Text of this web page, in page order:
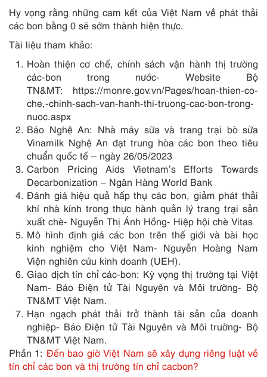
Hy vọng rằng những cam kết của Việt Nam về phát thải
các bon bằng 0 sẽ sớm thành hiện thực.
Tài liệu tham khảo:
Hoàn thiện cơ chế, chính sách vận hành thị trường
các-bon trong nước- Website Bộ
TN&MT: https://monre.gov.vn/Pages/hoan-thien-co-
che,-chinh-sach-van-hanh-thi-truong-cac-bon-trong-
nuoc.aspx
Báo Nghệ An: Nhà máy sữa và trang trại bò sữa
Vinamilk Nghệ An đạt trung hòa các bon theo tiêu
chuẩn quốc tế – ngày 26/05/2023
Carbon Pricing Aids Vietnam’s Efforts Towards
Decarbonization – Ngân Hàng World Bank
Đánh giá hiệu quả hấp thụ các bon, giảm phát thải
khí nhà kính trong thực hành quản lý trang trại sản
xuất chè- Nguyễn Thị Ánh Hồng- Hiệp hội chè Vitas
Mô hình định giá các bon trên thế giới và bài học
kinh nghiệm cho Việt Nam- Nguyễn Hoàng Nam
Viện nghiên cứu kinh doanh (UEH).
Giao dịch tín chỉ các-bon: Kỳ vọng thị trường tại Việt
Nam- Báo Điện tử Tài Nguyên và Môi trường- Bộ
TN&MT Việt Nam.
Hạn ngạch phát thải trở thành tài sản của doanh
nghiệp- Báo Điện tử Tài Nguyên và Môi trường- Bộ
TN&MT Việt Nam.
Phần 1: Đến bao giờ Việt Nam sẽ xây dựng riêng luật về
tín chỉ các bon và thị trường tín chỉ cacbon?